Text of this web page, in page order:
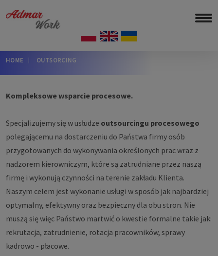
HOME OUTSORCING
Kompleksowe wsparcie procesowe.
Specjalizujemy się w usłudze outsourcingu procesowego
polegającemu na dostarczeniu do Państwa firmy osób
przygotowanych do wykonywania określonych prac wraz z
nadzorem kierowniczym, które są zatrudniane przez naszą
firmę i wykonują czynności na terenie zakładu Klienta.
Naszym celem jest wykonanie usługi w sposób jak najbardziej
optymalny, efektywny oraz bezpieczny dla obu stron. Nie
muszą się więc Państwo martwić o kwestie formalne takie jak:
rekrutacja, zatrudnienie, rotacja pracowników, sprawy
kadrowo - płacowe.